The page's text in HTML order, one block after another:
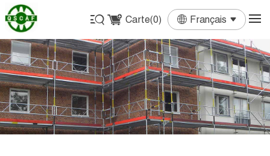
Carte(0) Français
English
Français
Deutsch
Español
Português